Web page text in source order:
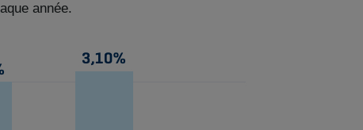
année.